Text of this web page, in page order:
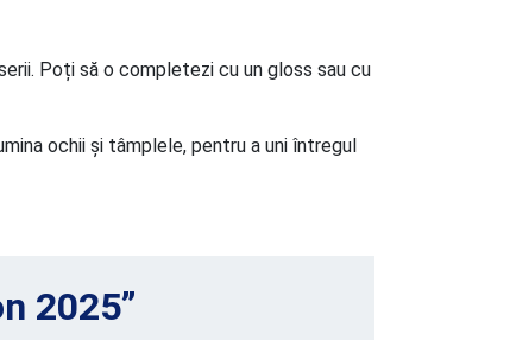
Poți să o completezi cu un gloss sau cu
ochii și tâmplele, pentru a uni întregul
2025”